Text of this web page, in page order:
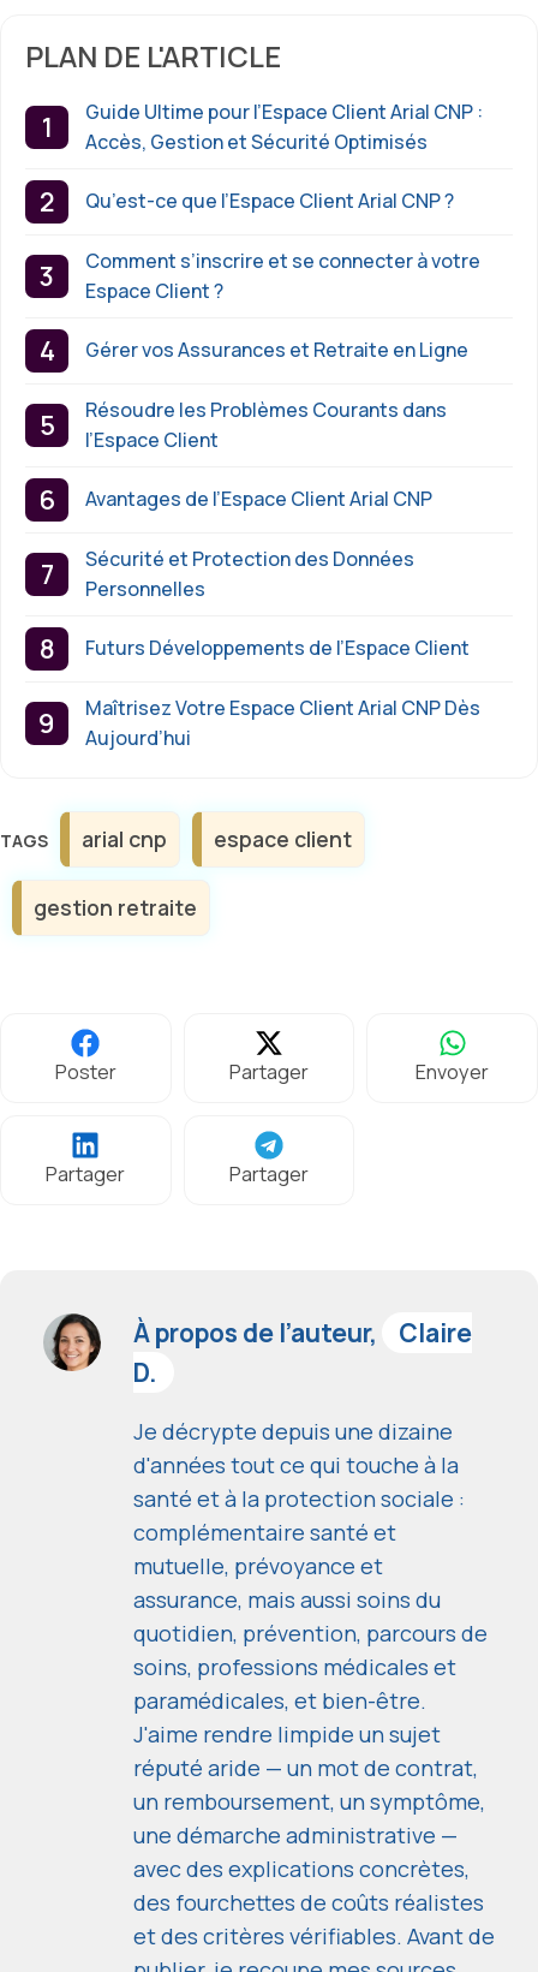
PLAN DE L'ARTICLE
Guide Ultime pour l’Espace Client Arial CNP :
Accès, Gestion et Sécurité Optimisés
Qu’est-ce que l’Espace Client Arial CNP ?
Comment s’inscrire et se connecter à votre
Espace Client ?
Gérer vos Assurances et Retraite en Ligne
Résoudre les Problèmes Courants dans
l’Espace Client
Avantages de l’Espace Client Arial CNP
Sécurité et Protection des Données
Personnelles
Futurs Développements de l’Espace Client
Maîtrisez Votre Espace Client Arial CNP Dès
Aujourd’hui
Étiquettes
arial cnp espace client
gestion retraite
Poster Partager Envoyer
Partager Partager
À propos de l’auteur,
Claire
D.
Je décrypte depuis une dizaine
d'années tout ce qui touche à la
santé et à la protection sociale :
complémentaire santé et
mutuelle, prévoyance et
assurance, mais aussi soins du
quotidien, prévention, parcours de
soins, professions médicales et
paramédicales, et bien-être.
J'aime rendre limpide un sujet
réputé aride — un mot de contrat,
un remboursement, un symptôme,
une démarche administrative —
avec des explications concrètes,
des fourchettes de coûts réalistes
et des critères vérifiables. Avant de